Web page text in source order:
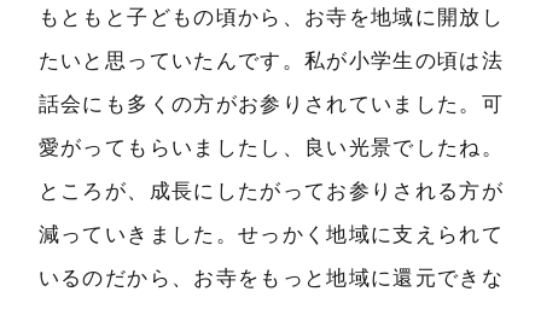
もともと子どもの頃から、お寺を地域に開放し
たいと思っていたんです。私が小学生の頃は法
話会にも多くの方がお参りされていました。可
愛がってもらいましたし、良い光景でしたね。
ところが、成長にしたがってお参りされる方が
減っていきました。せっかく地域に支えられて
いるのだから、お寺をもっと地域に還元できな